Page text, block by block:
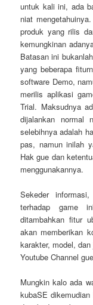
untuk kali ini, ada
niat
produk yang rilis
kemungkinan
Batasan ini
yang beberapa
software Demo,
merilis aplikasi
Trial. Maksudnya
dijalankan normal
selebihnya adalah
pas, namun inilah
Hak gue dan
menggunakannya.
Sekeder
terhadap game
ditambahkan fitur
akan memberikan
karakter, model,
Youtube Channel
Mungkin kalo ada
kubaSE